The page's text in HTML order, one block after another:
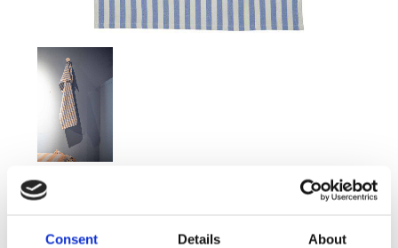
Consent Details About
59,00